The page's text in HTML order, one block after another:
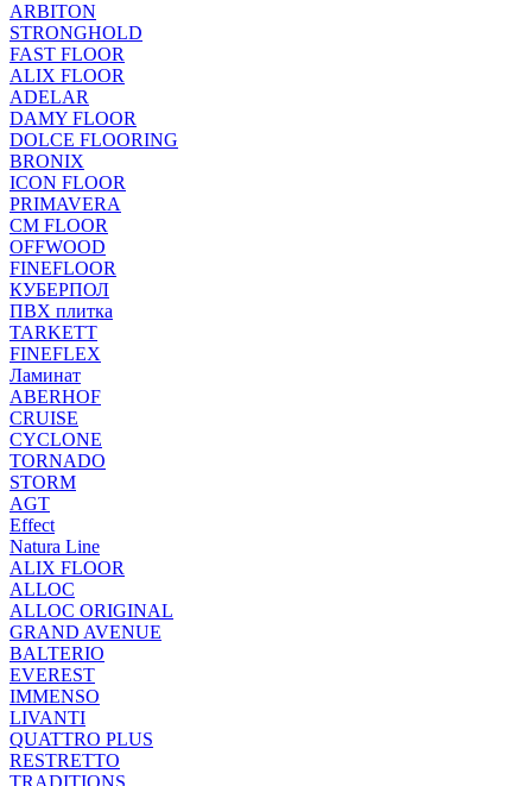
ARBITON
STRONGHOLD
FAST FLOOR
ALIX FLOOR
ADELAR
DAMY FLOOR
DOLCE FLOORING
BRONIX
ICON FLOOR
PRIMAVERA
CM FLOOR
OFFWOOD
FINEFLOOR
КУБЕРПОЛ
ПВХ плитка
TARKETT
FINEFLEX
Ламинат
ABERHOF
CRUISE
CYCLONE
TORNADO
STORM
AGT
Effect
Natura Line
ALIX FLOOR
ALLOC
ALLOC ORIGINAL
GRAND AVENUE
BALTERIO
EVEREST
IMMENSO
LIVANTI
QUATTRO PLUS
RESTRETTO
TRADITIONS